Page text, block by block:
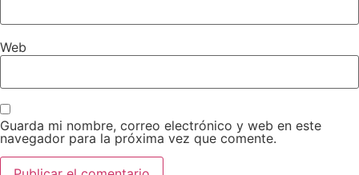
Web
Guarda mi nombre, correo electrónico y web en este
navegador para la próxima vez que comente.